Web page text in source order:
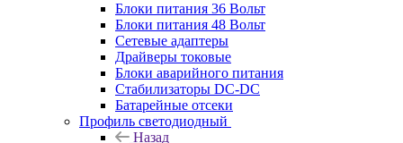
Блоки питания 36 Вольт
Блоки питания 48 Вольт
Сетевые адаптеры
Драйверы токовые
Блоки аварийного питания
Стабилизаторы DC-DC
Батарейные отсеки
Профиль светодиодный
Назад